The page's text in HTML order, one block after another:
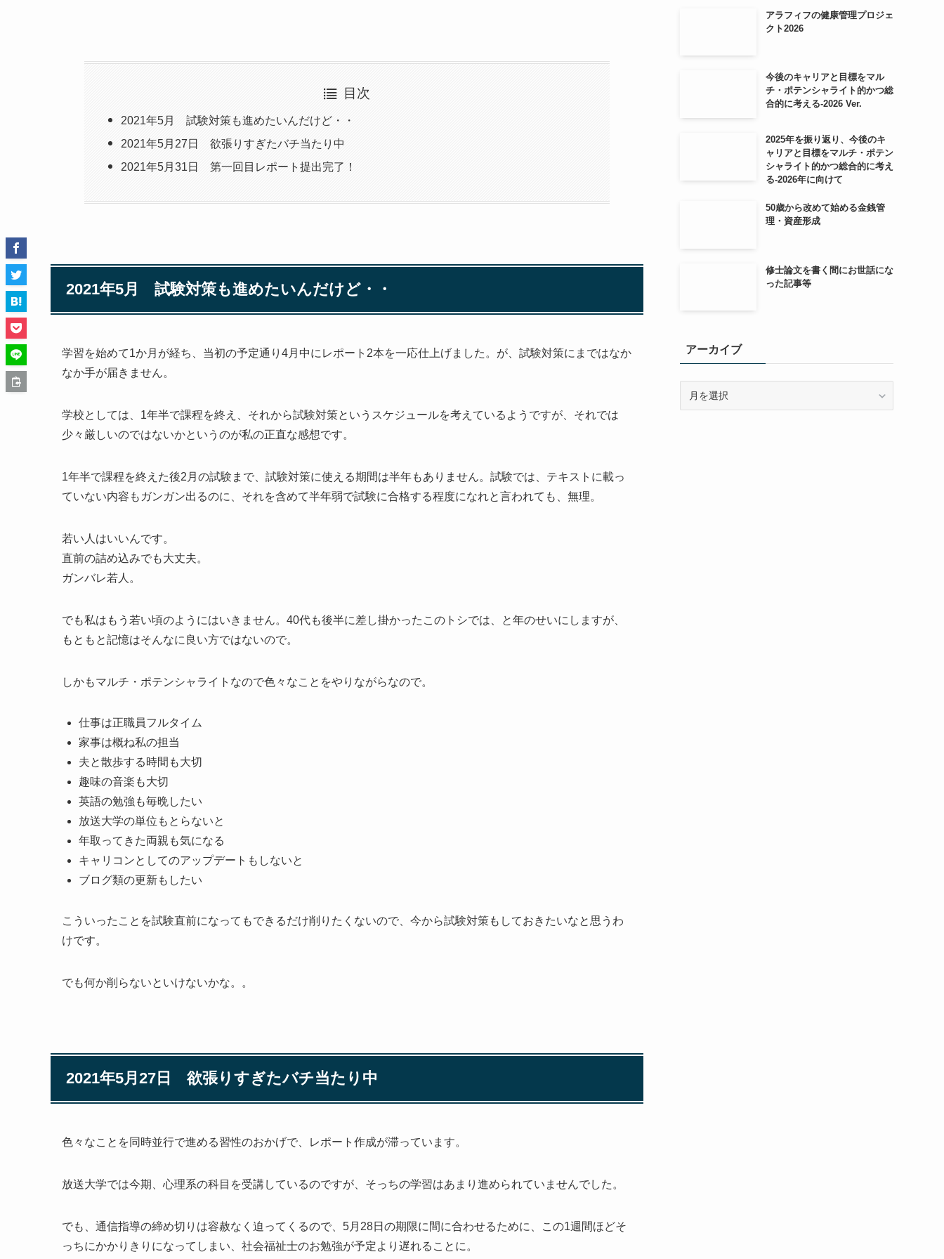
目次
2021年5月 試験対策も進めたいんだけど・・
2021年5月27日 欲張りすぎたバチ当たり中
2021年5月31日 第一回目レポート提出完了！
2021年5月 試験対策も進めたいんだけど・・
学習を始めて1か月が経ち、当初の予定通り4月中にレポート2本を一応仕上げました。が、試験対策にまではなか
なか手が届きません。
学校としては、1年半で課程を終え、それから試験対策というスケジュールを考えているようですが、それでは
少々厳しいのではないかというのが私の正直な感想です。
1年半で課程を終えた後2月の試験まで、試験対策に使える期間は半年もありません。試験では、テキストに載っ
ていない内容もガンガン出るのに、それを含めて半年弱で試験に合格する程度になれと言われても、無理。
若い人はいいんです。
直前の詰め込みでも大丈夫。
ガンバレ若人。
でも私はもう若い頃のようにはいきません。40代も後半に差し掛かったこのトシでは、と年のせいにしますが、
もともと記憶はそんなに良い方ではないので。
しかもマルチ・ポテンシャライトなので色々なことをやりながらなので。
仕事は正職員フルタイム
家事は概ね私の担当
夫と散歩する時間も大切
趣味の音楽も大切
英語の勉強も毎晩したい
放送大学の単位もとらないと
年取ってきた両親も気になる
キャリコンとしてのアップデートもしないと
ブログ類の更新もしたい
こういったことを試験直前になってもできるだけ削りたくないので、今から試験対策もしておきたいなと思うわ
けです。
でも何か削らないといけないかな。。
2021年5月27日 欲張りすぎたバチ当たり中
色々なことを同時並行で進める習性のおかげで、レポート作成が滞っています。
放送大学では今期、心理系の科目を受講しているのですが、そっちの学習はあまり進められていませんでした。
でも、通信指導の締め切りは容赦なく迫ってくるので、5月28日の期限に間に合わせるために、この1週間ほどそ
っちにかかりきりになってしまい、社会福祉士のお勉強が予定より遅れることに。
アラフィフの健康管理プロジェ
クト2026
今後のキャリアと目標をマル
チ・ポテンシャライト的かつ総
合的に考える-2026 Ver.
2025年を振り返り、今後のキ
ャリアと目標をマルチ・ポテン
シャライト的かつ総合的に考え
る-2026年に向けて
50歳から改めて始める金銭管
理・資産形成
修士論文を書く間にお世話にな
った記事等
アーカイブ